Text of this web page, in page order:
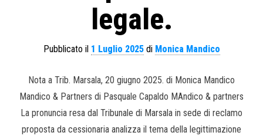
legale.
Pubblicato il 1 Luglio 2025di Monica Mandico
Nota a Trib. Marsala, 20 giugno 2025. di Monica Mandico
Mandico & Partners di Pasquale Capaldo MAndico & partners
La pronuncia resa dal Tribunale di Marsala in sede di reclamo
proposta da cessionaria analizza il tema della legittimazione